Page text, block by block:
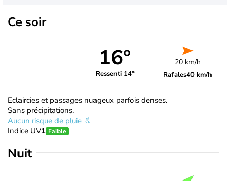
Ce soir
16°
Ressenti 14°
20 km/h
Rafales40 km/h
Eclaircies et passages nuageux parfois denses.
Sans précipitations.
Aucun risque de pluie
Indice UV1 Faible
Nuit